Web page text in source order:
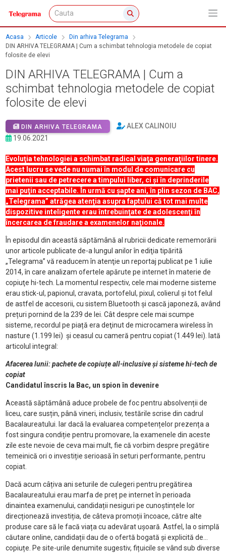
Acasa Articole
Din arhiva Telegrama
DIN ARHIVA TELEGRAMA | Cum a schimbat tehnologia metodele de copiat
folosite de elevi
DIN ARHIVA TELEGRAMA | Cum a
schimbat tehnologia metodele de copiat
folosite de elevi
DIN ARHIVA TELEGRAMA
ALEX CALINOIU
19.06.2021
Evoluţia tehnologiei a schimbat radical viaţa generaţiilor tinere.
Acest lucru se vede nu numai în modul de comunicare cu
prietenii sau de petrecere a timpului liber, ci şi în deprinderile
mai puţin acceptabile. În urmă cu şapte ani, în plin sezon de BAC,
„Telegrama” atrăgea atenţia asupra faptului că tot mai multe
dispozitive inteligente erau întrebuinţate de adolescenţi în
încercarea de fraudare a examenelor naţionale.
În episodul din această săptămână al rubricii dedicate rememorării
unor articole publicate de-a lungul anilor în ediţia tipărită
„Telegrama” vă readucem în atenţie un reportaj publicat pe 1 iulie
2014, în care analizam ofertele apărute pe internet în materie de
copiuţe hi-tech. La momentul respectiv, cele mai moderne sisteme
erau stick-ul, papionul, cravata, portofelul, pixul, colierul și tot felul
de astfel de accesorii, cu sistem Bluetooth și cască japoneză, având
prețuri pornind de la 239 de lei. Cât despre cele mai scumpe
sisteme, recordul pe piață era deţinut de microcamera wireless în
nasture (1.199 lei) și ceasul cu cameră pentru copiat (1.449 lei). Iată
articolul integral:
Afacerea lunii: pachete de copiuțe all-inclusive și sisteme hi-tech de
copiat
Candidatul înscris la Bac, un spion în devenire
Această săptămână aduce probele de foc pentru absolvenții de
liceu, care susțin, până vineri, inclusiv, testările scrise din cadrul
Bacalaureatului. Iar dacă la evaluarea competențelor prezența a
fost singura condiție pentru promovare, la examenele din aceste
zile este nevoie de ceva mai mult, fie că vorbim despre pregătire
temeinică ori o investiție serioasă în seturi performante, pentru
copiat.
Dacă acum câțiva ani seturile de culegeri pentru pregătirea
Bacalaureatului erau marfa de preț pe internet în perioada
dinaintea examenului, candidații nesiguri pe cunoștințele lor
direcționează investiția, de câteva promoții încoace, către alte
produse care să le facă viața cu adevărat ușoară. Astfel, la o simplă
căutare online, candidații dau de o ofertă bogată și explicită de...
copiuțe. Pe site-urile denumite sugestiv, fițuicile se vând sub diverse